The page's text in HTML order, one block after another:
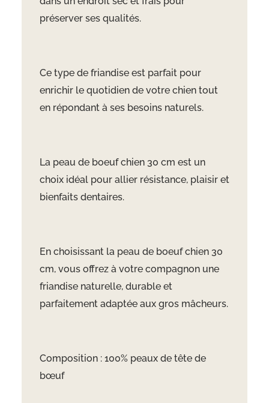
préserver ses qualités.
Ce type de friandise est parfait pour
enrichir le quotidien de votre chien tout
en répondant à ses besoins naturels.
La peau de boeuf chien 30 cm est un
choix idéal pour allier résistance, plaisir et
bienfaits dentaires.
En choisissant la peau de boeuf chien 30
cm, vous offrez à votre compagnon une
friandise naturelle, durable et
parfaitement adaptée aux gros mâcheurs.
Composition : 100% peaux de tête de
bœuf